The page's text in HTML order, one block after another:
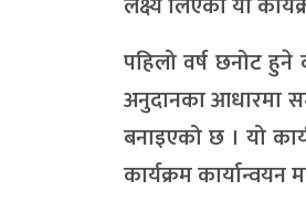
पहिलो वर्ष छनोट हुने
अनुदानका आधारमा
बनाइएको छ । यो
कार्यक्रम